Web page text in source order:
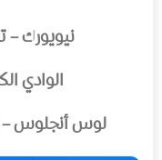
نيويورك –
الوادي
لوس أنجلوس –